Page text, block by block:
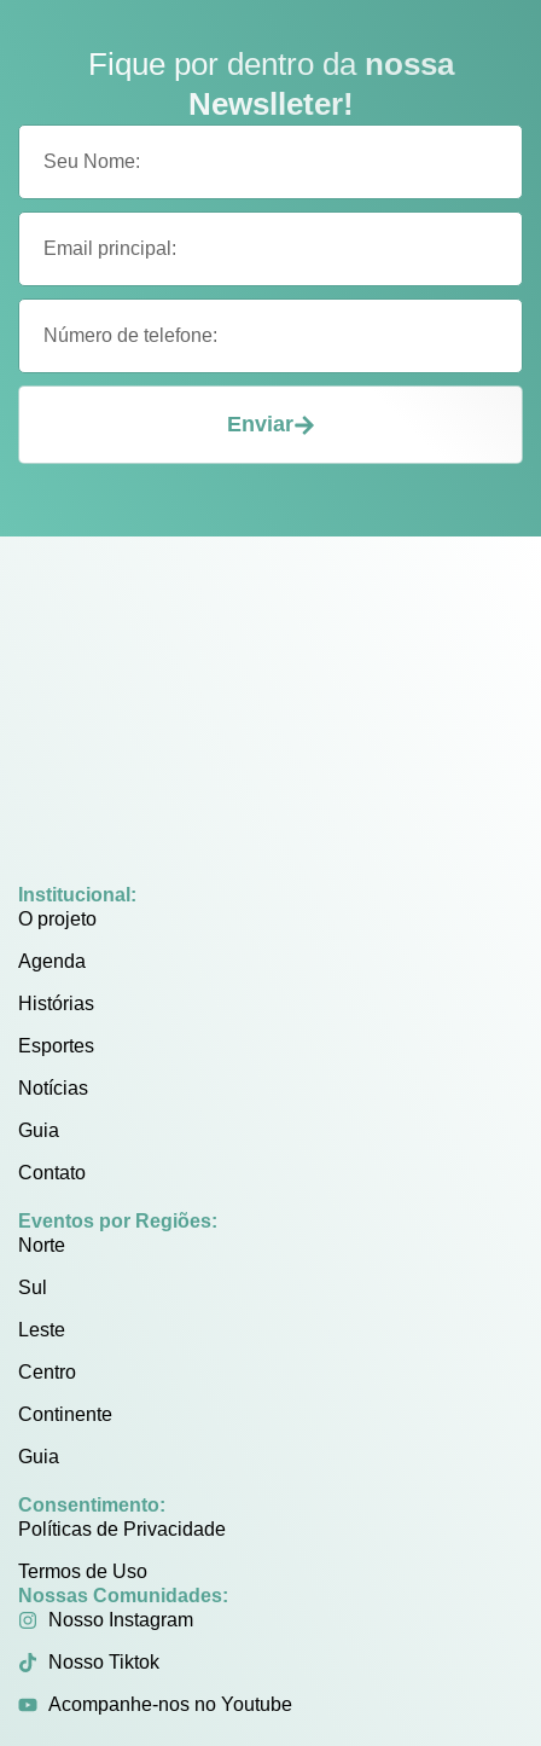
Fique por dentro da nossa
Newslleter!
Enviar
Institucional:
O projeto
Agenda
Histórias
Esportes
Notícias
Guia
Contato
Eventos por Regiões:
Norte
Sul
Leste
Centro
Continente
Guia
Consentimento:
Políticas de Privacidade
Termos de Uso
Nossas Comunidades:
Nosso Instagram
Nosso Tiktok
Acompanhe-nos no Youtube